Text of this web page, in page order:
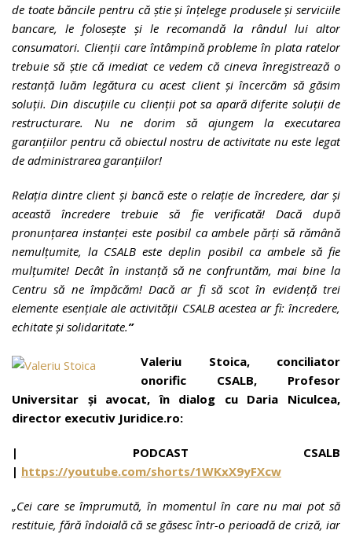
de toate băncile pentru că știe și înțelege produsele și serviciile
bancare, le folosește și le recomandă la rândul lui altor
consumatori. Clienții care întâmpină probleme în plata ratelor
trebuie să știe că imediat ce vedem că cineva înregistrează o
restanță luăm legătura cu acest client și încercăm să găsim
soluții. Din discuțiile cu clienții pot sa apară diferite soluții de
restructurare. Nu ne dorim să ajungem la executarea
garanțiilor pentru că obiectul nostru de activitate nu este legat
de administrarea garanțiilor!
Relația dintre client și bancă este o relație de încredere, dar și
această încredere trebuie să fie verificată! Dacă după
pronunțarea instanței este posibil ca ambele părți să rămână
nemulțumite, la CSALB este deplin posibil ca ambele să fie
mulțumite! Decât în instanță să ne confruntăm, mai bine la
Centru să ne împăcăm! Dacă ar fi să scot în evidență trei
elemente esențiale ale activității CSALB acestea ar fi: încredere,
echitate și solidaritate.”
Valeriu Stoica, conciliator
onorific CSALB, Profesor
Universitar și avocat, în dialog cu Daria Niculcea,
director executiv Juridice.ro:
| PODCAST CSALB
| https://youtube.com/shorts/1WKxX9yFXcw
„Cei care se împrumută, în momentul în care nu mai pot să
restituie, fără îndoială că se găsesc într-o perioadă de criză, iar